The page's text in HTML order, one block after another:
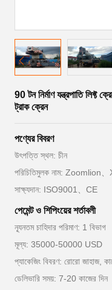
90 টন নির্মাণ যন্ত্রপাতি
ট্রাক ক্রেন
পণ্যের বিবরণ
উৎপত্তি স্থল: চীন
পরিচিতিমুলক নাম: Zoomlion
সাক্ষ্যদান: ISO9001、CE
পেমেন্ট ও শিপিংয়ের শর্তাবলী
ন্যূনতম চাহিদার পরিমাণ: 1 বিভাগ
মূল্য: 35000-50000 USD
প্যাকেজিং বিবরণ: রোরো জাহাজ,
ডেলিভারি সময়: 7-20 কাজের দিন